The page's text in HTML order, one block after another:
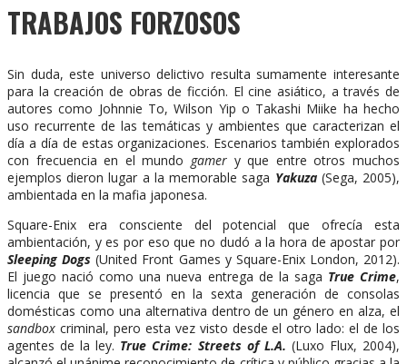
TRABAJOS FORZOSOS
Sin duda, este universo delictivo resulta sumamente interesante
para la creación de obras de ficción. El cine asiático, a través de
autores como Johnnie To, Wilson Yip o Takashi Miike ha hecho
uso recurrente de las temáticas y ambientes que caracterizan el
día a día de estas organizaciones. Escenarios también explorados
con frecuencia en el mundo gamer y que entre otros muchos
ejemplos dieron lugar a la memorable saga Yakuza(Sega, 2005),
ambientada en la mafia japonesa.
Square-Enix era consciente del potencial que ofrecía esta
ambientación, y es por eso que no dudó a la hora de apostar por
Sleeping Dogs (United Front Games y Square-Enix London, 2012).
El juego nació como una nueva entrega de la saga True Crime,
licencia que se presentó en la sexta generación de consolas
domésticas como una alternativa dentro de un género en alza, el
sandbox criminal, pero esta vez visto desde el otro lado: el de los
agentes de la ley. True Crime: Streets of L.A. (Luxo Flux, 2004),